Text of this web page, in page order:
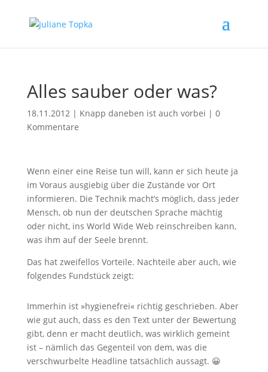
Alles sauber oder was?
18.11.2012| Knapp daneben ist auch vorbei | 0
Kommentare
Wenn einer eine Reise tun will, kann er sich heute ja
im Voraus ausgiebig über die Zustände vor Ort
informieren. Die Technik macht’s möglich, dass jeder
Mensch, ob nun der deutschen Sprache mächtig
oder nicht, ins World Wide Web reinschreiben kann,
was ihm auf der Seele brennt.
Das hat zweifellos Vorteile. Nachteile aber auch, wie
folgendes Fundstück zeigt:
Immerhin ist »hygienefrei« richtig geschrieben. Aber
wie gut auch, dass es den Text unter der Bewertung
gibt, denn er macht deutlich, was wirklich gemeint
ist – nämlich das Gegenteil von dem, was die
verschwurbelte Headline tatsächlich aussagt. 😀